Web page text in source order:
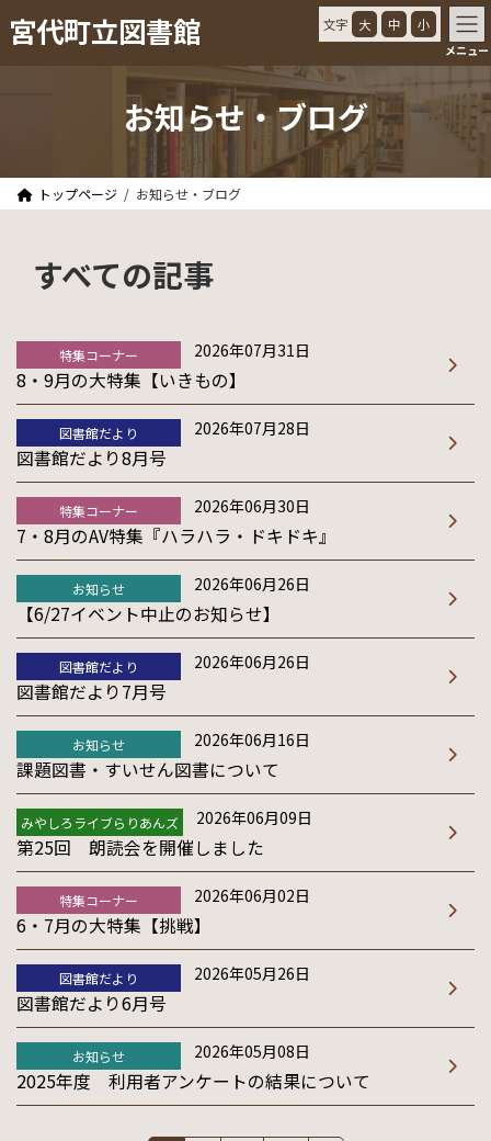
ン
プ
ビ
動
宮代町立図書館 文字 大 中 小
メニュー
お知らせ・ブログ
トップページ お知らせ・ブログ
すべての記事
特集コーナー 2026年07月31日
8・9月の大特集【いきもの】
図書館だより 2026年07月28日
図書館だより8月号
特集コーナー 2026年06月30日
7・8月のAV特集『ハラハラ・ドキドキ』
お知らせ 2026年06月26日
【6/27イベント中止のお知らせ】
図書館だより 2026年06月26日
図書館だより7月号
お知らせ 2026年06月16日
課題図書・すいせん図書について
みやしろライブらりあんズ 2026年06月09日
第25回 朗読会を開催しました
特集コーナー 2026年06月02日
6・7月の大特集【挑戦】
図書館だより 2026年05月26日
図書館だより6月号
お知らせ 2026年05月08日
2025年度 利用者アンケートの結果について